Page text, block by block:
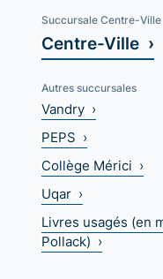
Succursale Centre-Ville
Centre-Ville ›
Autres succursales
Vandry ›
PEPS ›
Collège Mérici ›
Uqar ›
Livres usagés (en
Pollack) ›